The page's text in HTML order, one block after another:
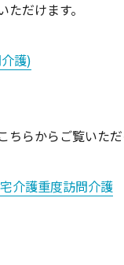
だけます。
護)
ちらからご覧いた
介護重度訪問介護